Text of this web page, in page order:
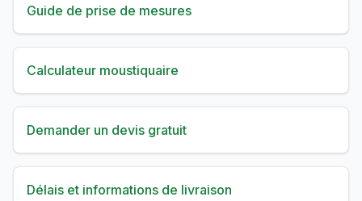
Guide de prise de mesures
Calculateur moustiquaire
Demander un devis gratuit
Délais et informations de livraison